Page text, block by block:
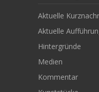
Aktuelle
Aktuelle
Hintergründe
Medien
Kommentar